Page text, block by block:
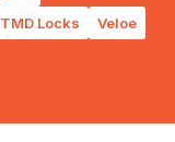
TMD Locks
Veloe